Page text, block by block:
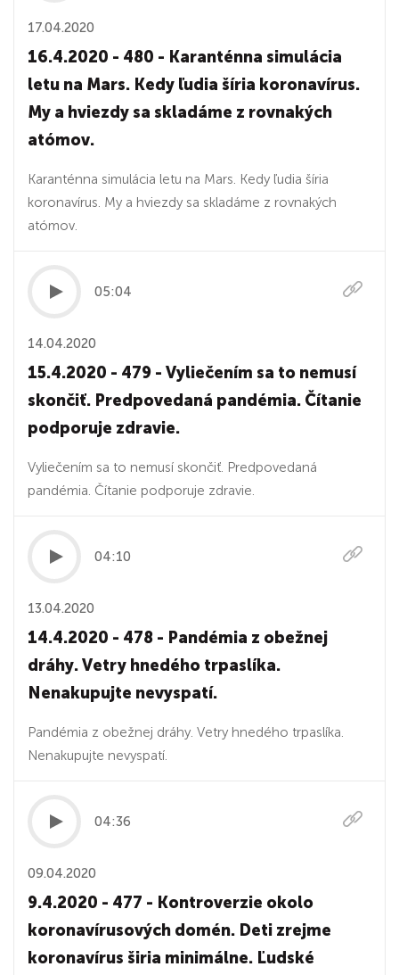
17.04.2020
16.4.2020 - 480 - Karanténna simulácia
letu na Mars. Kedy ľudia šíria koronavírus.
My a hviezdy sa skladáme z rovnakých
atómov.
Karanténna simulácia letu na Mars. Kedy ľudia šíria
koronavírus. My a hviezdy sa skladáme z rovnakých
atómov.
05:04
14.04.2020
15.4.2020 - 479 - Vyliečením sa to nemusí
skončiť. Predpovedaná pandémia. Čítanie
podporuje zdravie.
Vyliečením sa to nemusí skončiť. Predpovedaná
pandémia. Čítanie podporuje zdravie.
04:10
13.04.2020
14.4.2020 - 478 - Pandémia z obežnej
dráhy. Vetry hnedého trpaslíka.
Nenakupujte nevyspatí.
Pandémia z obežnej dráhy. Vetry hnedého trpaslíka.
Nenakupujte nevyspatí.
04:36
09.04.2020
9.4.2020 - 477 - Kontroverzie okolo
koronavírusových domén. Deti zrejme
koronavírus širia minimálne. Ľudské